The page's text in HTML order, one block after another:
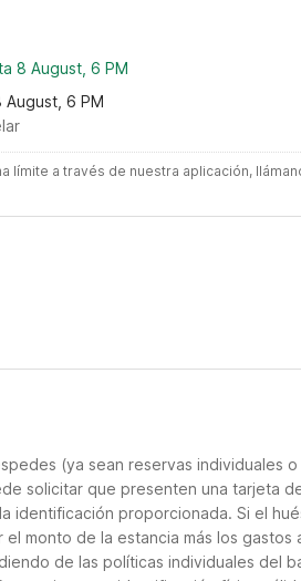
8 August, 6 PM
6 PM
límite a través de nuestra aplicación,
(ya sean reservas individuales
solicitar que presenten una tarjeta
identificación proporcionada. Si el
monto de la estancia más los
de las políticas individuales del